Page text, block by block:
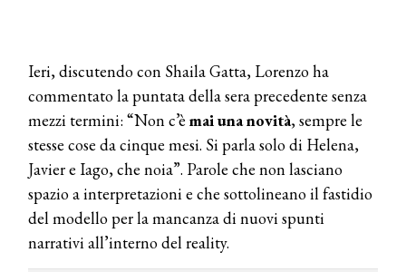
Ieri, discutendo con Shaila Gatta, Lorenzo ha
commentato la puntata della sera precedente senza
mezzi termini: “Non c’è mai una novità, sempre le
stesse cose da cinque mesi. Si parla solo di Helena,
Javier e Iago, che noia”. Parole che non lasciano
spazio a interpretazioni e che sottolineano il fastidio
del modello per la mancanza di nuovi spunti
narrativi all’interno del reality.